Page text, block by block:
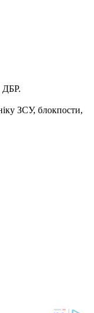
ДБР.
ЗСУ, блокпости,